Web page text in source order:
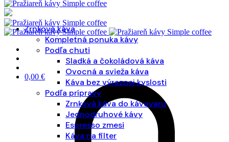
0,00 €
Zrnková káva
Kompletná ponuka kávy
Podľa chuti
Sladká a čokoládová káva
Ovocná a svieža káva
Káva bez výraznej kyslosti
Podľa prípravy
Zrnková káva do kávovaru
Jednodruhové kávy
Espresso zmesi
Káva na filter